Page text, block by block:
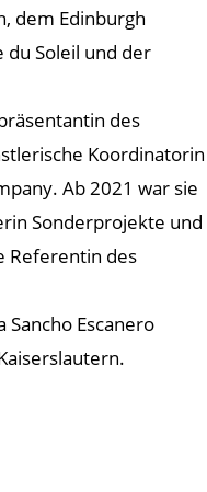
dem Edinburgh
du Soleil und der
des
Koordinatorin
Ab 2021 war sie
Sonderprojekte und
Referentin des
Escanero